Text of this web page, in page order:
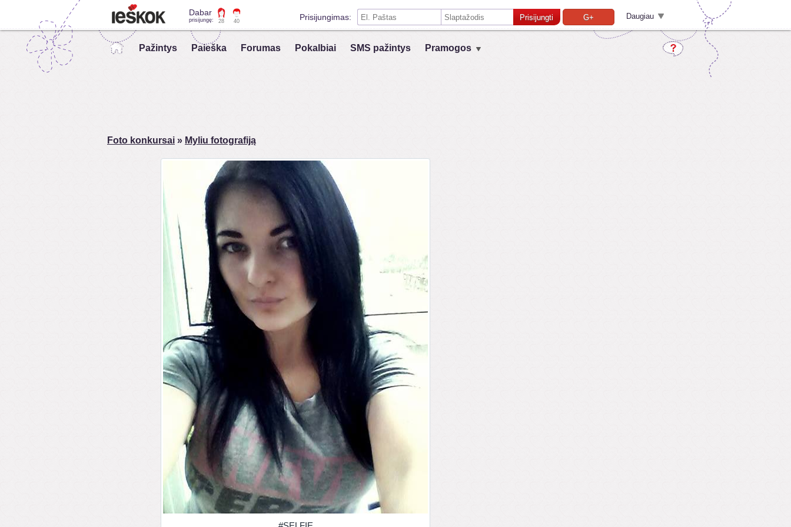
Dabar
prisijungę: 28 40 Prisijungimas: Prisijungti G+
Prisiminti mane šiame kompiuteryje
Daugiau
Pažintys Paieška Forumas Pokalbiai SMS pažintys Pramogos
Foto konkursai » Myliu fotografiją